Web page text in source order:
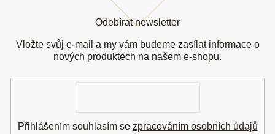
Odebírat newsletter
Vložte svůj e-mail a my vám budeme zasílat informace o
nových produktech na našem e-shopu.
Přihlášením souhlasím se zpracováním osobních údajů